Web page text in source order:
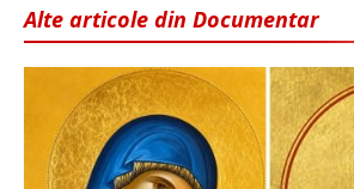
Alte articole din Documentar